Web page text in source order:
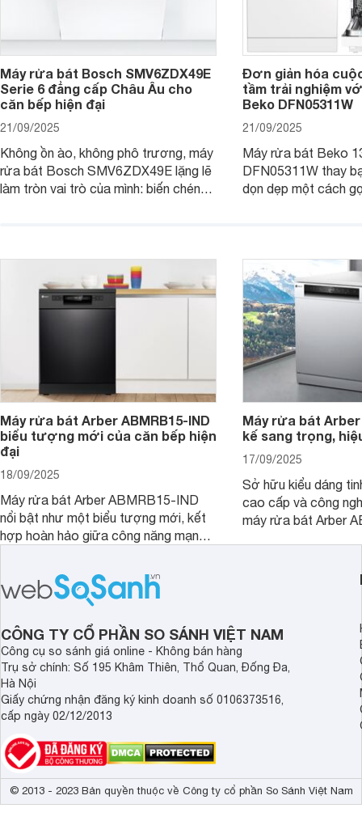
Máy rửa bát Bosch SMV6ZDX49E
Serie 6 đẳng cấp Châu Âu cho
căn bếp hiện đại
21/09/2025
Không ồn ào, không phô trương, máy
rửa bát Bosch SMV6ZDX49E lặng lẽ
làm tròn vai trò của mình: biến chén
Websosanh.vn đi tìm hiểu chi tiết sản
Đơn giản hóa
tầm trải nghiệm
Beko DFN05311W
21/09/2025
Máy rửa bát Beko
DFN05311W thay
dọn dẹp một cách
gian bếp của gia
người.
Máy rửa bát Arber ABMRB15-IND
biểu tượng mới của căn bếp hiện
đại
18/09/2025
Máy rửa bát Arber ABMRB15-IND
nổi bật như một biểu tượng mới, kết
hợp hoàn hảo giữa công năng mạnh
thủ đắc lực giúp giải phóng đôi tay,
mang lại sự thoải mái và sang trọng
trong từng khoảnh khắc quây quần.
Máy rửa bát
kế sang trọng,
17/09/2025
Sở hữu kiểu dáng
cao cấp và công
máy rửa bát Arber
luôn sạch bóng,
CÔNG TY CỔ PHẦN SO SÁNH VIỆT NAM
Công cụ so sánh giá online - Không bán hàng
Trụ sở chính: Số 195 Khâm Thiên, Thổ Quan, Đống Đa,
Hà Nội
Giấy chứng nhận đăng ký kinh doanh số 0106373516,
cấp ngày 02/12/2013
© 2013 - 2023 Bản quyền thuộc về Công ty cổ phần So Sánh Việt Nam